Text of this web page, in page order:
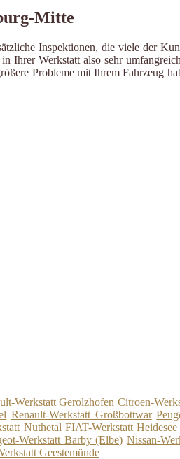
Mitte
Inspektionen, die viele der
Ihrer Werkstatt also sehr
Probleme mit Ihrem Fahrzeug
Werkstatt Gerolzhofen Citroen-
Renault-Werkstatt Großbottwar
Nuthetal FIAT-Werkstatt Heidesee
Werkstatt Barby (Elbe) Nissan-
Geestemünde